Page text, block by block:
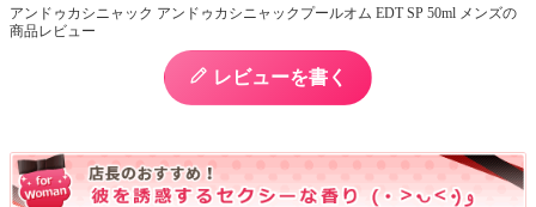
アンドゥカシニャック アンドゥカシニャックプールオム EDT SP 50ml メンズの
商品レビュー
レビューを書く